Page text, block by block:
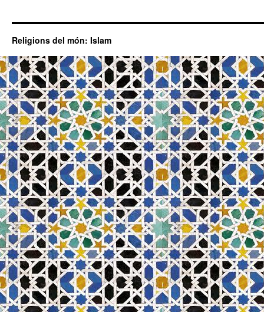
Religions del món: Islam